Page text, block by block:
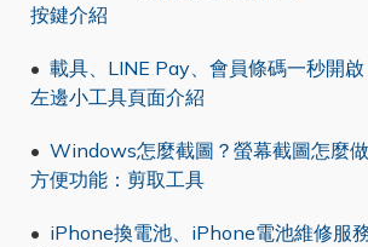
按鍵介紹
• 載具、LINE Pay、會員條碼一秒開
左邊小工具頁面介紹
• Windows怎麼截圖？螢幕截圖怎麼
方便功能：剪取工具
• iPhone換電池、iPhone電池維修服